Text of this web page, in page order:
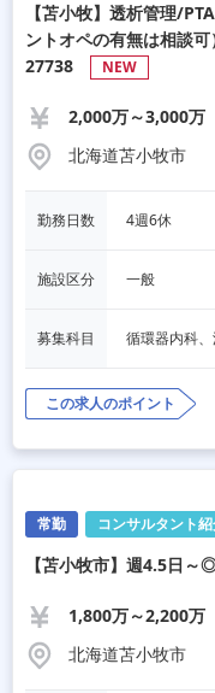
【苫小牧】透析管理/
ントオペの有無は相談
27738
NEW
2,000万～3,000万
北海道苫小牧市
勤務日数 4週6休
施設区分 一般
募集科目 循環器内科
この求人のポイント
常勤 コンサルタント
【苫小牧市】週4.5日
1,800万～2,200万
北海道苫小牧市